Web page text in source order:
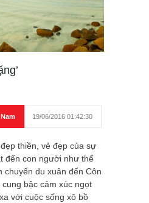
19/06/2016 01:42:30
thiền, vẻ đẹp của sự
đến con người như thế
chuyến du xuân đến Côn
bậc cảm xúc ngọt
với cuộc sống xô bồ